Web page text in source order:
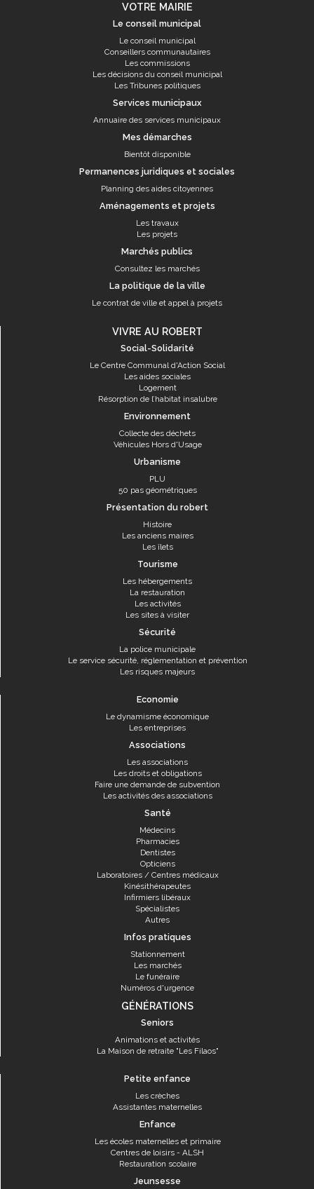
VOTRE MAIRIE
Le conseil municipal
Le conseil municipal
Conseillers communautaires
Les commissions
Les décisions du conseil municipal
Les Tribunes politiques
Services municipaux
Annuaire des services municipaux
Mes démarches
Bientôt disponible
Permanences juridiques et sociales
Planning des aides citoyennes
Aménagements et projets
Les travaux
Les projets
Marchés publics
Consultez les marchés
La politique de la ville
Le contrat de ville et appel à projets
VIVRE AU ROBERT
Social-Solidarité
Le Centre Communal d'Action Social
Les aides sociales
Logement
Résorption de l’habitat insalubre
Environnement
Collecte des déchets
Véhicules Hors d'Usage
Urbanisme
PLU
50 pas géométriques
Présentation du robert
Histoire
Les anciens maires
Les îlets
Tourisme
Les hébergements
La restauration
Les activités
Les sites à visiter
Sécurité
La police municipale
Le service sécurité, réglementation et prévention
Les risques majeurs
Economie
Le dynamisme économique
Les entreprises
Associations
Les associations
Les droits et obligations
Faire une demande de subvention
Les activités des associations
Santé
Médecins
Pharmacies
Dentistes
Opticiens
Laboratoires / Centres médicaux
Kinésithérapeutes
Infirmiers libéraux
Spécialistes
Autres
Infos pratiques
Stationnement
Les marchés
Le funéraire
Numéros d'urgence
GÉNÉRATIONS
Seniors
Animations et activités
La Maison de retraite "Les Filaos"
Petite enfance
Les crèches
Assistantes maternelles
Enfance
Les écoles maternelles et primaire
Centres de loisirs - ALSH
Restauration scolaire
Jeunsesse